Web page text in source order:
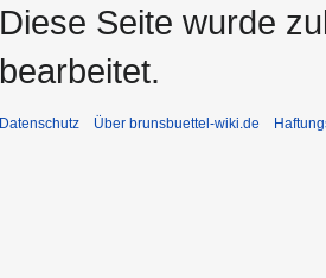
Diese Seite wurde
bearbeitet.
Datenschutz Über brunsbuettel-wiki.de